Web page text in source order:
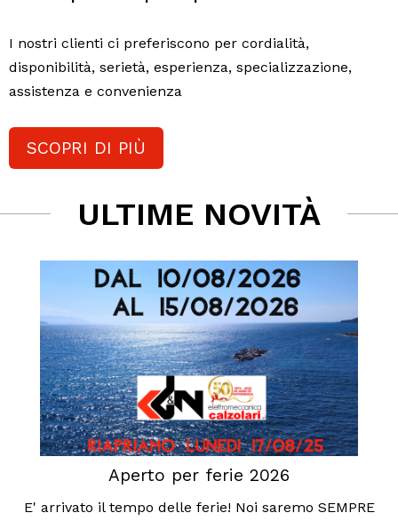
I nostri clienti ci preferiscono per cordialità,
disponibilità, serietà, esperienza, specializzazione,
assistenza e convenienza
SCOPRI DI PIÙ
ULTIME NOVITÀ
Aperto per ferie 2026
E' arrivato il tempo delle ferie! Noi saremo SEMPRE